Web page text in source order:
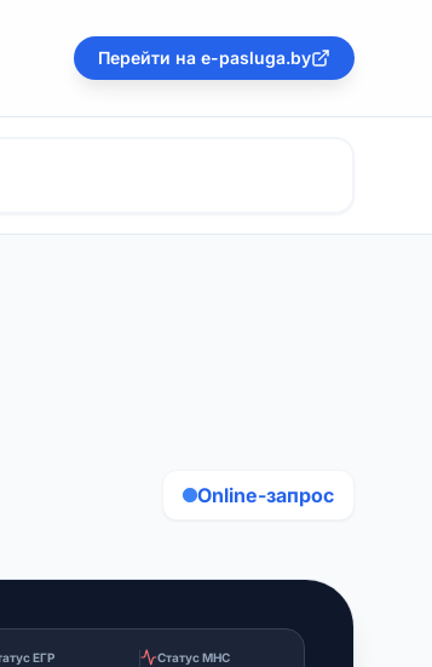
Перейти на e-pasluga.by
Online-запрос
ЕГР Статус МНС